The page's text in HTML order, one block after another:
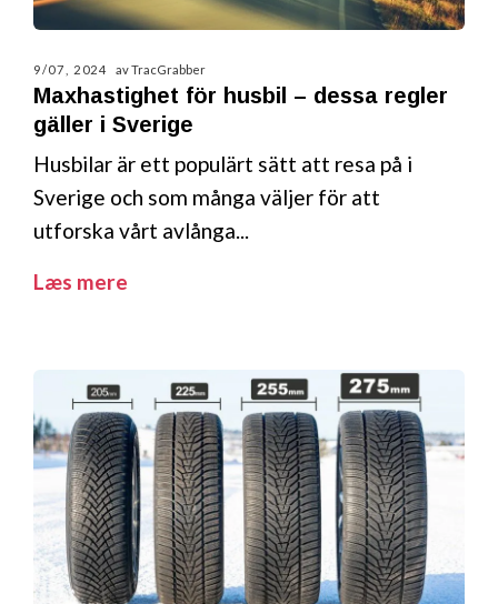
9/07, 2024 av TracGrabber
Maxhastighet för husbil – dessa regler
gäller i Sverige
Husbilar är ett populärt sätt att resa på i
Sverige och som många väljer för att
utforska vårt avlånga...
Læs mere